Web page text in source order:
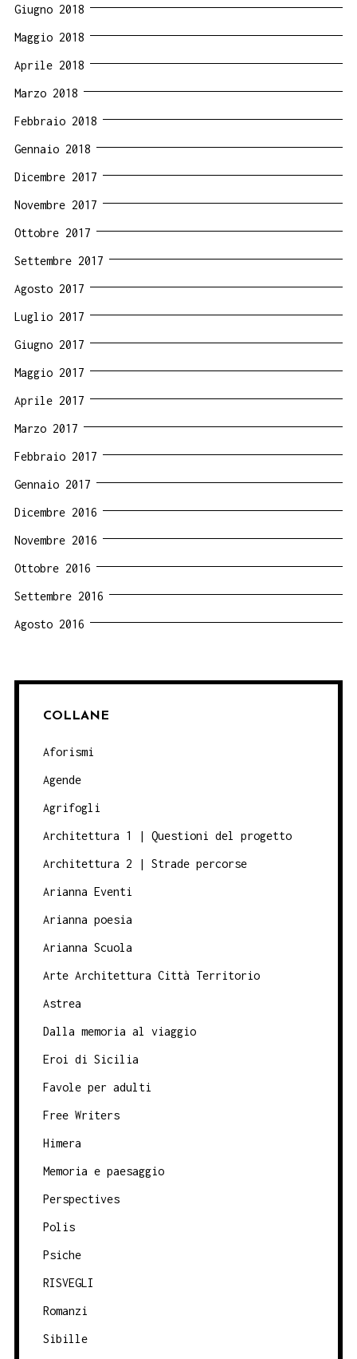
Giugno 2018
Maggio 2018
Aprile 2018
Marzo 2018
Febbraio 2018
Gennaio 2018
Dicembre 2017
Novembre 2017
Ottobre 2017
Settembre 2017
Agosto 2017
Luglio 2017
Giugno 2017
Maggio 2017
Aprile 2017
Marzo 2017
Febbraio 2017
Gennaio 2017
Dicembre 2016
Novembre 2016
Ottobre 2016
Settembre 2016
Agosto 2016
COLLANE
Aforismi
Agende
Agrifogli
Architettura 1 | Questioni del progetto
Architettura 2 | Strade percorse
Arianna Eventi
Arianna poesia
Arianna Scuola
Arte Architettura Città Territorio
Astrea
Dalla memoria al viaggio
Eroi di Sicilia
Favole per adulti
Free Writers
Himera
Memoria e paesaggio
Perspectives
Polis
Psiche
RISVEGLI
Romanzi
Sibille